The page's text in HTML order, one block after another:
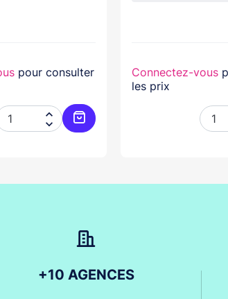
pour consulter


Ajouter au panier
Connectez-vous
les prix
+10 AGENCES